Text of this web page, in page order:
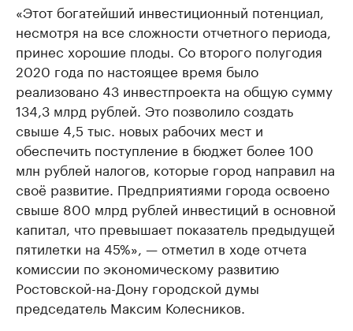
«Этот богатейший инвестиционный потенциал,
несмотря на все сложности отчетного периода,
принес хорошие плоды. Со второго полугодия
2020 года по настоящее время было
реализовано 43 инвестпроекта на общую сумму
134,3 млрд рублей. Это позволило создать
свыше 4,5 тыс. новых рабочих мест и
обеспечить поступление в бюджет более 100
млн рублей налогов, которые город направил на
своё развитие. Предприятиями города освоено
свыше 800 млрд рублей инвестиций в основной
капитал, что превышает показатель предыдущей
пятилетки на 45%», — отметил в ходе отчета
комиссии по экономическому развитию
Ростовской-на-Дону городской думы
председатель Максим Колесников.